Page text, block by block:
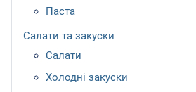
Паста
Салати та закуски
Салати
Холодні закуски